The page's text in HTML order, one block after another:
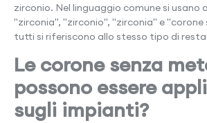
zirconio. Nel linguaggio comune si usano
"zirconia", "zirconio", "zirconia" e "corone
tutti si riferiscono allo stesso tipo di
Le corone senza
possono essere
sugli impianti?